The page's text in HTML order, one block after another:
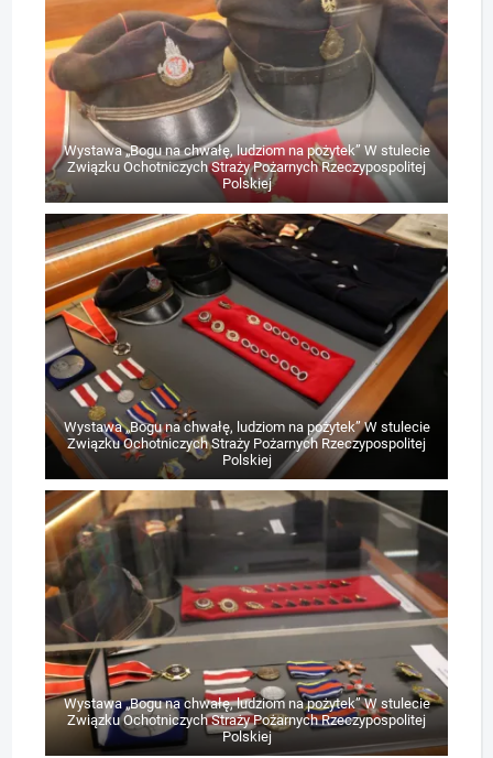
Wystawa „Bogu na chwałę, ludziom na pożytek” W stulecie
Związku Ochotniczych Straży Pożarnych Rzeczypospolitej
Polskiej
Wystawa „Bogu na chwałę, ludziom na pożytek” W stulecie
Związku Ochotniczych Straży Pożarnych Rzeczypospolitej
Polskiej
Wystawa „Bogu na chwałę, ludziom na pożytek” W stulecie
Związku Ochotniczych Straży Pożarnych Rzeczypospolitej
Polskiej